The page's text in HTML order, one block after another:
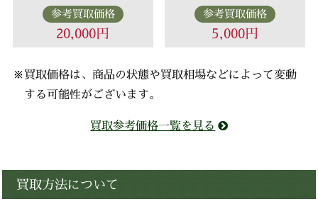
参考買取価格
20,000円
参考買取価格
5,000円
※買取価格は、商品の状態や買取相場などによって変動
する可能性がございます。
買取参考価格一覧を見る
買取方法について